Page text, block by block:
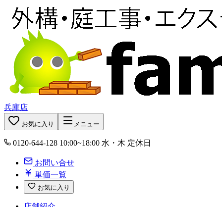
兵庫店
お気に入り メニュー
0120-644-128 10:00~18:00 水・木 定休日
お問い合せ
単価一覧
お気に入り